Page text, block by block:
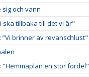
och vann
ska tillbaka till det vi är"
”Vi brinner av revanschlust"
”Hemmaplan en stor fördel"